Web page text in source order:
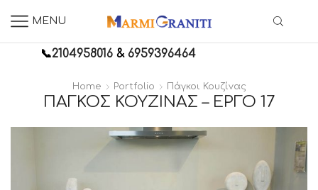
MENU
📞2104958016 &6959396464
Home Portfolio Πάγκοι Κουζίνας
ΠΆΓΚΟΣ ΚΟΥΖΊΝΑΣ – ΈΡΓΟ 17